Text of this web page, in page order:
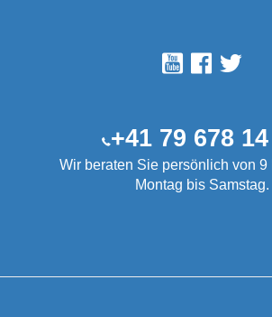
+41 79 678
Wir beraten Sie persönlich von 9
Montag bis Samstag.